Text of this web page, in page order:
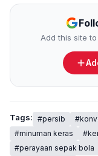
Add this site
Tags: #persib
#minuman keras
#perayaan sepak bola